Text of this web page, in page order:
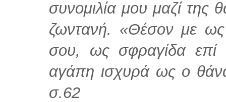
συνομιλία μου μαζί της
ζωντανή. «Θέσον με ως
σου, ως σφραγίδα επί
αγάπη ισχυρά ως ο
σ.62